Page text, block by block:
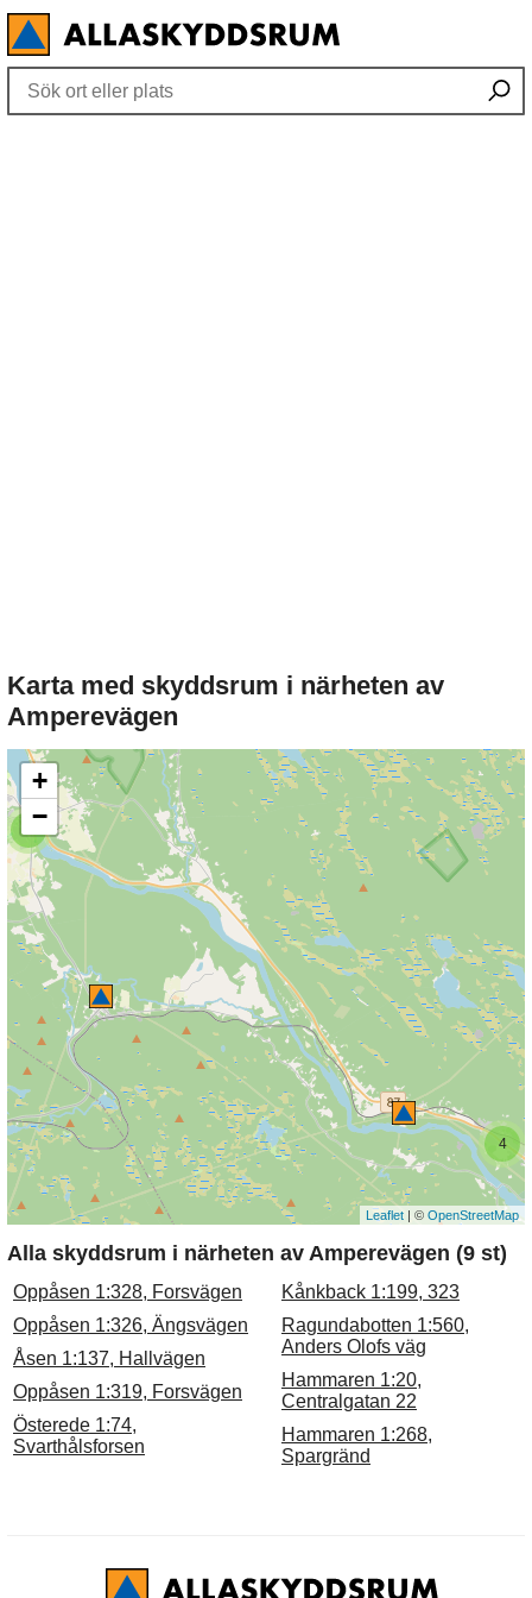
Karta med skyddsrum i närheten av
Amperevägen
4
+
−
Leaflet | © OpenStreetMap
Alla skyddsrum i närheten av Amperevägen (9 st)
Oppåsen 1:328, Forsvägen
Oppåsen 1:326, Ängsvägen
Åsen 1:137, Hallvägen
Oppåsen 1:319, Forsvägen
Österede 1:74,
Svarthålsforsen
Kånkback 1:199, 323
Ragundabotten 1:560,
Anders Olofs väg
Hammaren 1:20,
Centralgatan 22
Hammaren 1:268,
Spargränd